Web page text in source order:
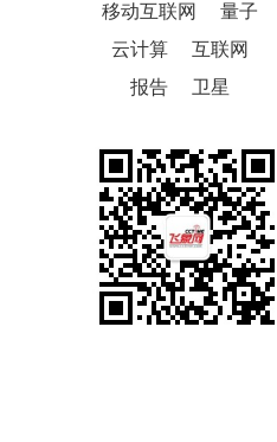
移动互联网
量子
云计算
互联网
报告
卫星